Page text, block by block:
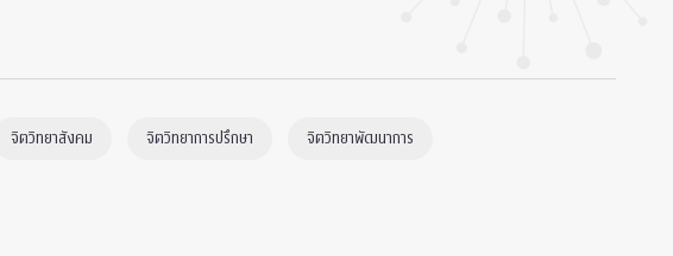
จิตวิทยาสังคม จิตวิทยาการปรึกษา จิตวิทยาพัฒนาการ